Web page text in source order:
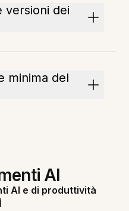
versioni dei
minima del
AI
AI e di produttività